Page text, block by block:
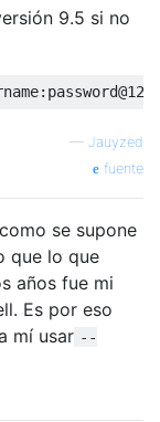
9.5 si no
— Jauyzed
fuente
se supone
que lo que
años fue mi
Es por eso
mí usar --